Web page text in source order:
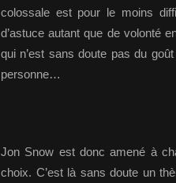
colossale est pour le moins
d’astuce autant que de volonté
qui n’est sans doute pas du
personne…
Jon Snow est donc amené à
choix. C’est là sans doute un